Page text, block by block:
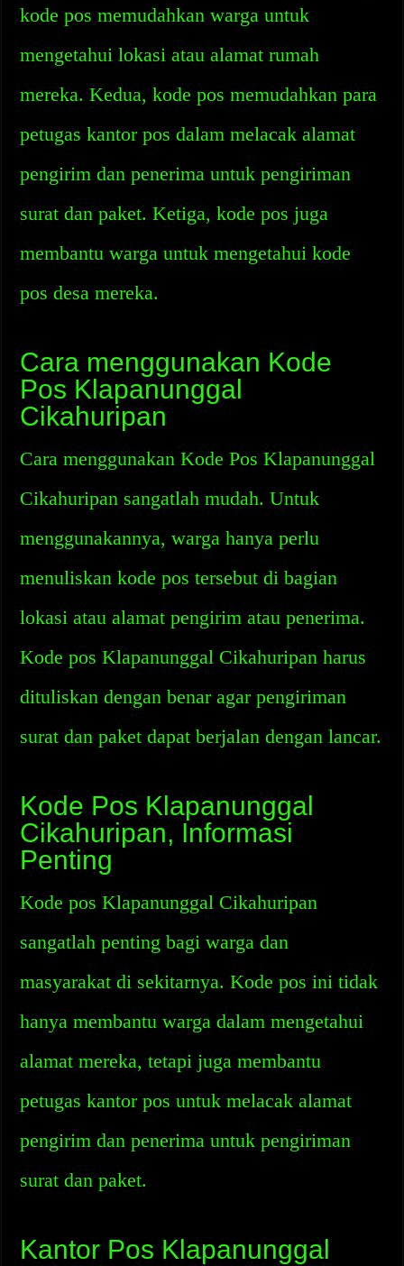
kode pos memudahkan warga untuk
mengetahui lokasi atau alamat rumah
mereka. Kedua, kode pos memudahkan para
petugas kantor pos dalam melacak alamat
pengirim dan penerima untuk pengiriman
surat dan paket. Ketiga, kode pos juga
membantu warga untuk mengetahui kode
pos desa mereka.
Cara menggunakan Kode
Pos Klapanunggal
Cikahuripan
Cara menggunakan Kode Pos Klapanunggal
Cikahuripan sangatlah mudah. Untuk
menggunakannya, warga hanya perlu
menuliskan kode pos tersebut di bagian
lokasi atau alamat pengirim atau penerima.
Kode pos Klapanunggal Cikahuripan harus
dituliskan dengan benar agar pengiriman
surat dan paket dapat berjalan dengan lancar.
Kode Pos Klapanunggal
Cikahuripan, Informasi
Penting
Kode pos Klapanunggal Cikahuripan
sangatlah penting bagi warga dan
masyarakat di sekitarnya. Kode pos ini tidak
hanya membantu warga dalam mengetahui
alamat mereka, tetapi juga membantu
petugas kantor pos untuk melacak alamat
pengirim dan penerima untuk pengiriman
surat dan paket.
Kantor Pos Klapanunggal